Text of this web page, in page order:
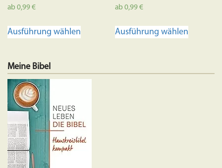
ab 0,99€
Ausführung wählen
Varianten
können
auf
ab0,99€
Ausführung wählen
Meine Bibel